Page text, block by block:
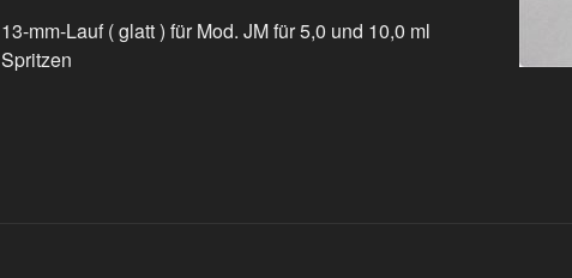
13-mm-Lauf ( glatt ) für Mod. JM für 5,0 und 10,0 ml
Spritzen